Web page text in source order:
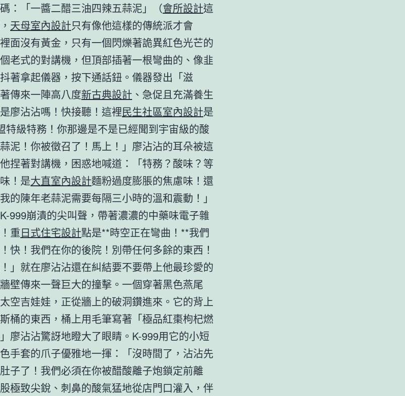
：「一醬二醋三油四辣五蒜泥」（會所設計這
天母室內設計只有像他這樣的傳統派才會
面沒有黃金，只有一個閃爍著詭異紅色光芒的
老式的對講機，但頂部插著一根彎曲的、像韭
著拿起儀器，按下通話鈕。儀器發出「滋
傳來一陣高八度新古典設計 、急促且充滿養生
廖沾沾嗎！快接聽！這裡民生社區室內設計是
特級特務！你那邊是不是已經聞到宇宙級的酸
泥！你被徵召了！馬上！」廖沾沾的耳朵被這
捏著對講機，困惑地喊道：「特務？酸味？等
！是大直室內設計麵粉過度膨脹的焦慮味！還
的陳年老蒜泥需要每隔三小時的溫和震動！」
999崩潰的尖叫聲，帶著濃濃的中藥味電子雜
重日式住宅設計點是**時空正在彎曲！**我們
快！我們在你的後院！別帶任何多餘的東西！
就在廖沾沾還在糾結要不要帶上他最珍愛的
壁傳來一聲巨大的撞擊。一個穿著黑色燕尾
空吉娃娃，正從牆上的破洞鑽進來。它的背上
桶的東西，桶上用毛筆寫著「極品紅棗枸杞燃
沾沾驚訝地瞪大了眼睛。K-999用它的小短
手套的爪子優雅地一揮：「沒時間了，沾沾先
子了！我們必須在你被醋酸離子炮鎖定前離
極致尖銳、刺鼻的酸氣猛地從店門口灌入，伴